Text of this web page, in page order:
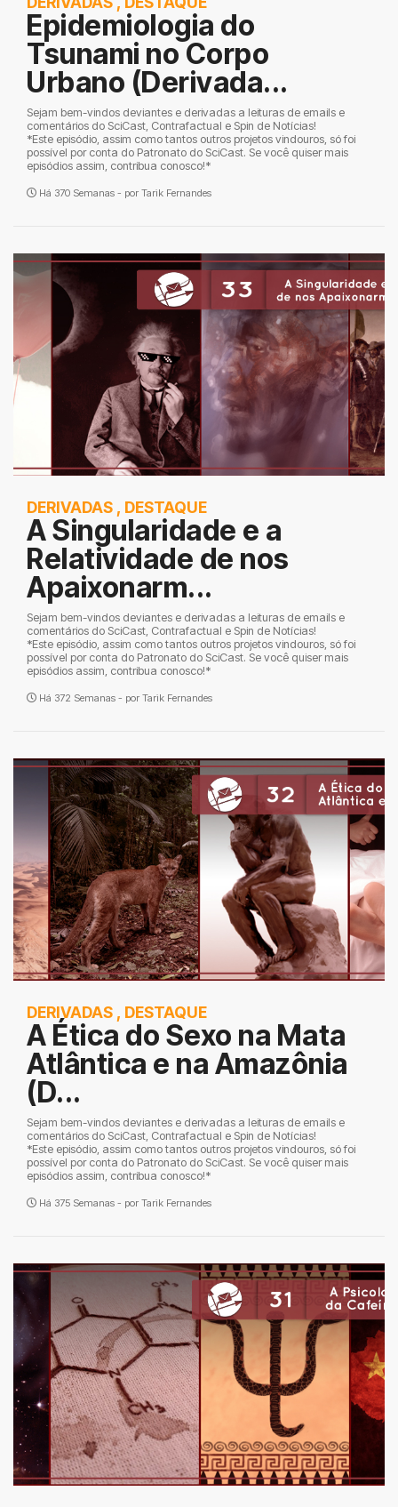
Epidemiologia do
Tsunami no Corpo
Urbano (Derivada...
Sejam bem-vindos deviantes e derivadas a leituras de emails e
comentários do SciCast, Contrafactual e Spin de Notícias!
*Este episódio, assim como tantos outros projetos vindouros, só foi
possível por conta do Patronato do SciCast. Se você quiser mais
episódios assim, contribua conosco!*
Há 370 Semanas - por Tarik Fernandes
DERIVADAS , DESTAQUE
A Singularidade e a
Relatividade de nos
Apaixonarm...
Sejam bem-vindos deviantes e derivadas a leituras de emails e
comentários do SciCast, Contrafactual e Spin de Notícias!
*Este episódio, assim como tantos outros projetos vindouros, só foi
possível por conta do Patronato do SciCast. Se você quiser mais
episódios assim, contribua conosco!*
Há 372 Semanas - por Tarik Fernandes
DERIVADAS , DESTAQUE
A Ética do Sexo na Mata
Atlântica e na Amazônia
(D...
Sejam bem-vindos deviantes e derivadas a leituras de emails e
comentários do SciCast, Contrafactual e Spin de Notícias!
*Este episódio, assim como tantos outros projetos vindouros, só foi
possível por conta do Patronato do SciCast. Se você quiser mais
episódios assim, contribua conosco!*
Há 375 Semanas - por Tarik Fernandes